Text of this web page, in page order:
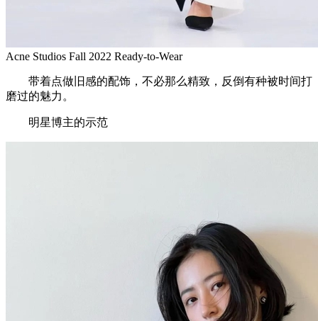
Acne Studios Fall 2022 Ready-to-Wear
带着点做旧感的配饰，不必那么精致，反倒有种被时间打
磨过的魅力。
明星博主的示范